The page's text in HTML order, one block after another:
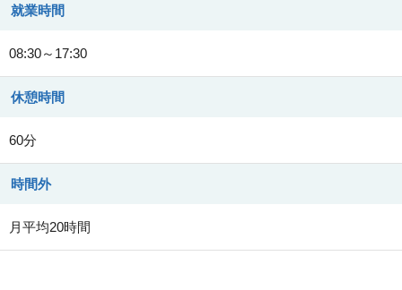
就業時間
08:30～17:30
休憩時間
60分
時間外
月平均20時間